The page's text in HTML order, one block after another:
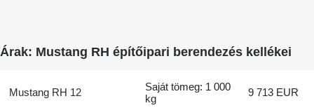
Árak: Mustang RH építőipari berendezés kellékei
Mustang RH 12
Saját tömeg: 1 000
kg
9 713 EUR